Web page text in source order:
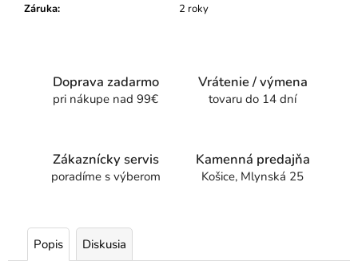
Záruka: 2 roky
Doprava zadarmo
pri nákupe nad 99€
Vrátenie / výmena
tovaru do 14 dní
Zákaznícky servis
poradíme s výberom
Kamenná predajňa
Košice, Mlynská 25
Popis Diskusia